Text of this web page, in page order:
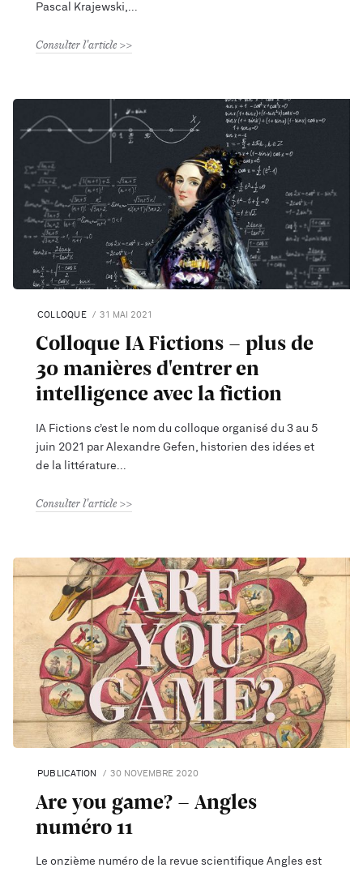
Pascal Krajewski,
Consulter l'article
COLLOQUE 31 MAI 2021
Colloque IA Fictions - plus de
30 manières d'entrer en
intelligence avec la fiction
IA Fictions c’est le nom du colloque organisé du 3 au 5
juin 2021 par Alexandre Gefen, historien des idées et
de la littérature
Consulter l'article
PUBLICATION 30 NOVEMBRE 2020
Are you game? - Angles
numéro 11
Le onzième numéro de la revue scientifique Angles est